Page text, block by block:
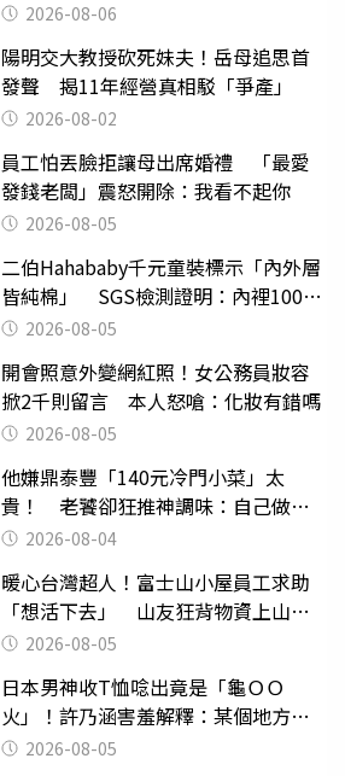
2026-08-06
陽明交大教授砍死妹夫！岳母追思首
發聲 揭11年經營真相駁「爭產」
2026-08-02
員工怕丟臉拒讓母出席婚禮 「最愛
發錢老闆」震怒開除：我看不起你
2026-08-05
二伯Hahababy千元童裝標示「內外層
皆純棉」 SGS檢測證明：內裡100%
聚酯纖維
2026-08-05
開會照意外變網紅照！女公務員妝容
掀2千則留言 本人怒嗆：化妝有錯嗎
2026-08-05
他嫌鼎泰豐「140元冷門小菜」太
貴！ 老饕卻狂推神調味：自己做不
出來2026-08-04
暖心台灣超人！富士山小屋員工求助
「想活下去」 山友狂背物資上山：
台灣真的是寶島
2026-08-05
日本男神收T恤唸出竟是「龜ＯＯ
火」！許乃涵害羞解釋：某個地方燃
燒起來了
2026-08-05